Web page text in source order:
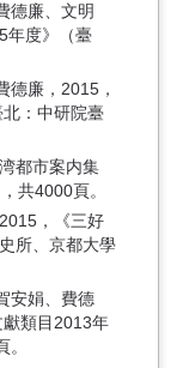
德廉、文明
年度》（臺
德廉，2015，
北：中研院臺
都市案内集
共4000頁。
，《三好
所、京都大學
安娟、費德
類目2013年